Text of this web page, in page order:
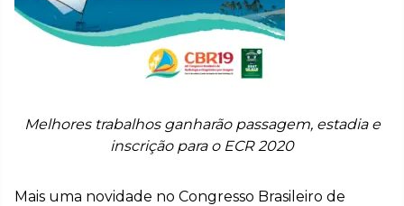
Melhores trabalhos ganharão passagem, estadia e
inscrição para o ECR 2020
Mais uma novidade no Congresso Brasileiro de